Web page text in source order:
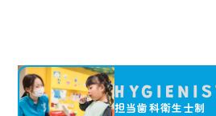
担当歯科衛生士制